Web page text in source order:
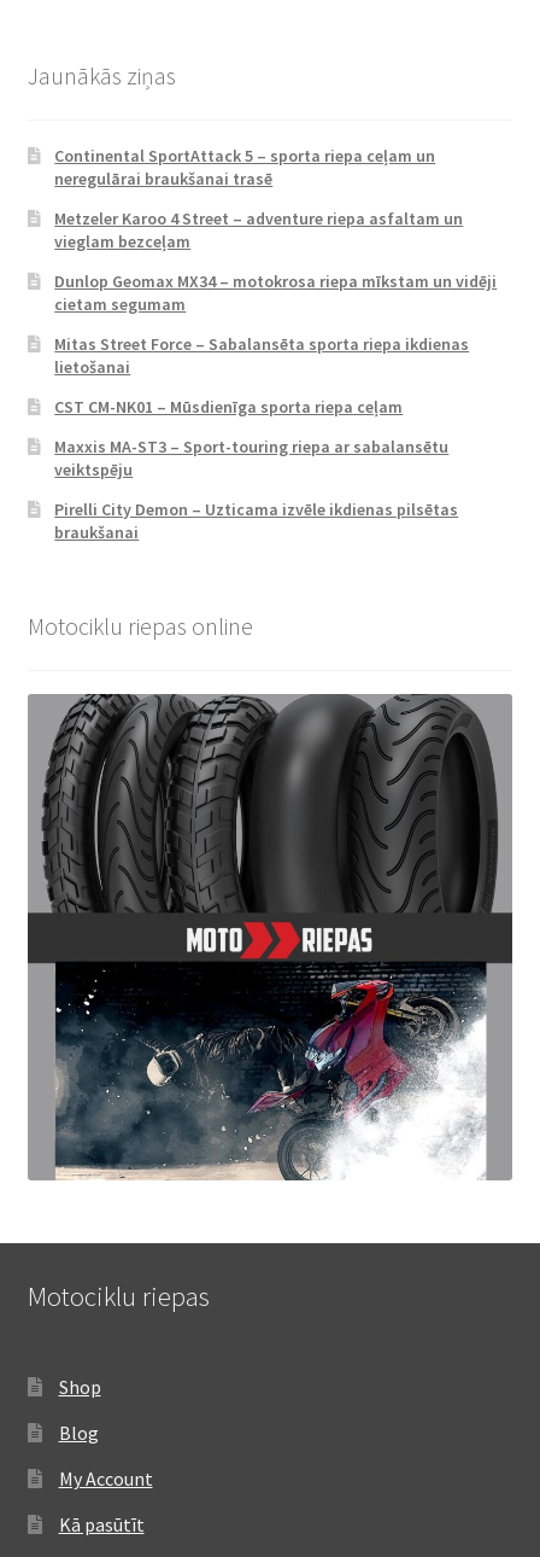
Jaunākās ziņas
Continental SportAttack 5 – sporta riepa ceļam un
neregulārai braukšanai trasē
Metzeler Karoo 4 Street – adventure riepa asfaltam un
vieglam bezceļam
Dunlop Geomax MX34 – motokrosa riepa mīkstam un vidēji
cietam segumam
Mitas Street Force – Sabalansēta sporta riepa ikdienas
lietošanai
CST CM-NK01 – Mūsdienīga sporta riepa ceļam
Maxxis MA-ST3 – Sport-touring riepa ar sabalansētu
veiktspēju
Pirelli City Demon – Uzticama izvēle ikdienas pilsētas
braukšanai
Motociklu riepas online
Motociklu riepas
Shop
Blog
My Account
Kā pasūtīt